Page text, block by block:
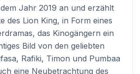
Jahr 2019 an und erzählt
des Lion King, in Form eines
das Kinogängern ein
Bild von den geliebten
Rafiki, Timon und Pumbaa
eine Neubetrachtung des